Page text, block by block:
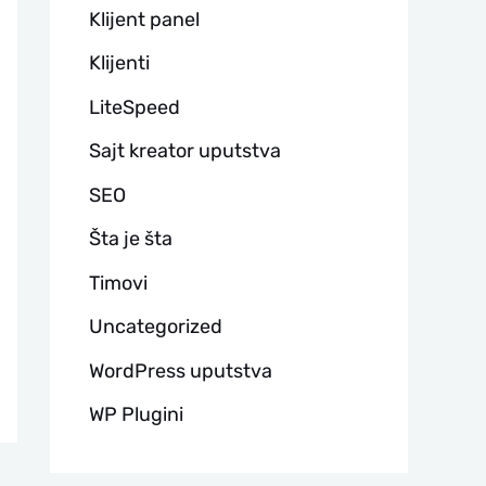
Klijent panel
Klijenti
LiteSpeed
Sajt kreator uputstva
SEO
Šta je šta
Timovi
Uncategorized
WordPress uputstva
WP Plugini